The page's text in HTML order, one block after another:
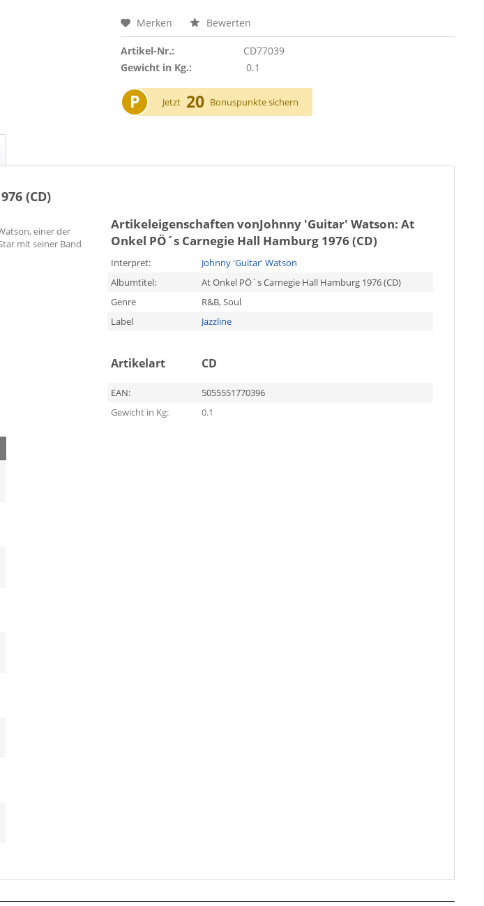
Merken Bewerten
Artikel-Nr.:
CD77039
Gewicht in Kg.:
0.1
P Jetzt 20 Bonuspunkte sichern
(CD)
einer der
mit seiner Band
Artikeleigenschaften vonJohnny 'Guitar' Watson: At
Onkel PÖ´s Carnegie Hall Hamburg 1976 (CD)
Interpret:
Johnny 'Guitar' Watson
Albumtitel:
At Onkel PÖ´s Carnegie Hall Hamburg 1976 (CD)
Genre
R&B, Soul
Label
Jazzline
Artikelart CD
EAN:
5055551770396
Gewicht in Kg:
0.1